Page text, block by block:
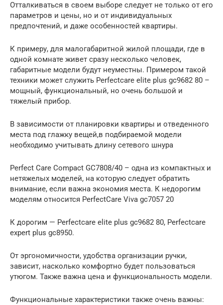
Отталкиваться в своем выборе следует не только от его
параметров и цены, но и от индивидуальных
предпочтений, и даже особенностей квартиры.
К примеру, для малогабаритной жилой площади, где в
одной комнате живет сразу несколько человек,
габаритные модели будут неуместны. Примером такой
техники может служить Perfectcare elite plus gc9682 80 –
мощный, функциональный, но очень большой и
тяжелый прибор.
В зависимости от планировки квартиры и отведенного
места под глажку вещей,в подбираемой модели
необходимо учитывать длину сетевого шнура
Perfect Care Compact GC7808/40 – одна из компактных и
нетяжелых моделей, на которую следует обратить
внимание, если важна экономия места. К недорогим
моделям относится PerfectCare Viva gc7057 20
К дорогим — Рerfectcare elite plus gc9682 80, Рerfectcare
expert plus gc8950.
От эргономичности, удобства организации ручки,
зависит, насколько комфортно будет пользоваться
утюгом. Также важна цена и функциональность модели.
Функциональные характеристики также очень важны: